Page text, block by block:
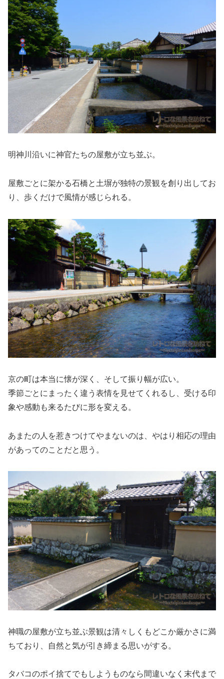
明神川沿いに神官たちの屋敷が立ち並ぶ。
屋敷ごとに架かる石橋と土塀が独特の景観を創り出してお
り、歩くだけで風情が感じられる。
京の町は本当に懐が深く、そして振り幅が広い。
季節ごとにまったく違う表情を見せてくれるし、受ける印
象や感動も来るたびに形を変える。
あまたの人を惹きつけてやまないのは、やはり相応の理由
があってのことだと思う。
神職の屋敷が立ち並ぶ景観は清々しくもどこか厳かさに満
ちており、自然と気が引き締まる思いがする。
タバコのポイ捨てでもしようものなら間違いなく末代まで